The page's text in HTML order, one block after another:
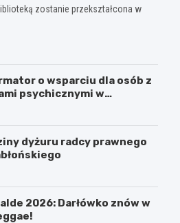
zostanie przekształcona w
o wsparciu dla osób z
psychicznymi w
dyżuru radcy prawnego
2026: Darłówko znów w